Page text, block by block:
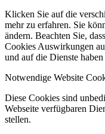
Klicken Sie auf die
mehr zu erfahren. Sie
ändern. Beachten Sie,
Cookies Auswirkungen
und auf die Dienste
Notwendige Website
Diese Cookies sind
Webseite verfügbaren
stellen.